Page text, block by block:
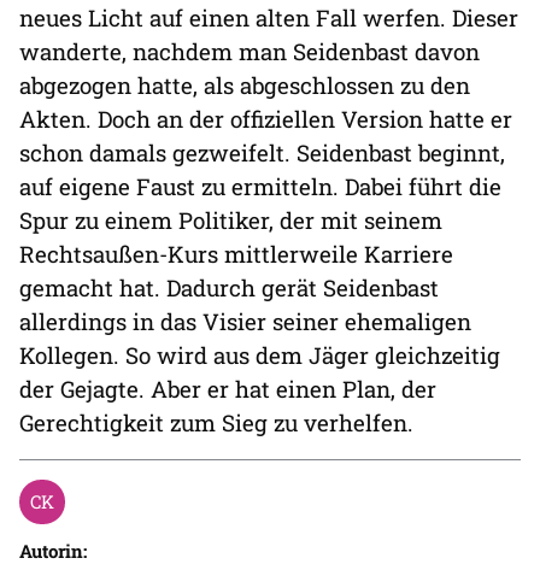
neues Licht auf einen alten Fall werfen. Dieser
wanderte, nachdem man Seidenbast davon
abgezogen hatte, als abgeschlossen zu den
Akten. Doch an der offiziellen Version hatte er
schon damals gezweifelt. Seidenbast beginnt,
auf eigene Faust zu ermitteln. Dabei führt die
Spur zu einem Politiker, der mit seinem
Rechtsaußen-Kurs mittlerweile Karriere
gemacht hat. Dadurch gerät Seidenbast
allerdings in das Visier seiner ehemaligen
Kollegen. So wird aus dem Jäger gleichzeitig
der Gejagte. Aber er hat einen Plan, der
Gerechtigkeit zum Sieg zu verhelfen.
Autorin: